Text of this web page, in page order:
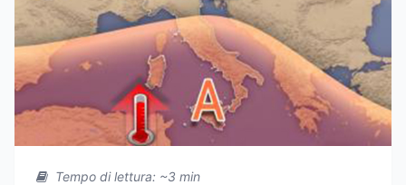
Tempo di lettura: ~3 min